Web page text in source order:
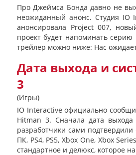
Про Джеймса Бонда давно не
неожиданный анонс. Студия IO
анонсировала Project 007,
проект будет напоминать
трейлер можно ниже: Нас
Дата выхода и
3
(Игры)
IO Interactive официально
Hitman 3. Сначала дата
разработчики сами подтвердили
ПК, PS4, PS5, Xbox One, Xbox
стандартное и делюкс, которое